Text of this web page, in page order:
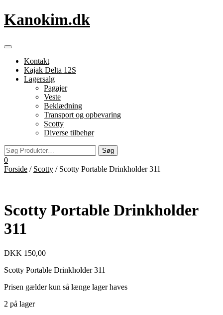
Videre
til
Kanokim.dk
Flip
navigationKontakt
Kajak Delta 12S
Lagersalg
Pagajer
Veste
Beklædning
Transport og opbevaring
Scotty
Diverse tilbehør
0
Forside / Scotty / Scotty Portable Drinkholder 311
Scotty Portable Drinkholder
311
DKK 150,00
Scotty Portable Drinkholder 311
Prisen gælder kun så længe lager haves
2 på lager